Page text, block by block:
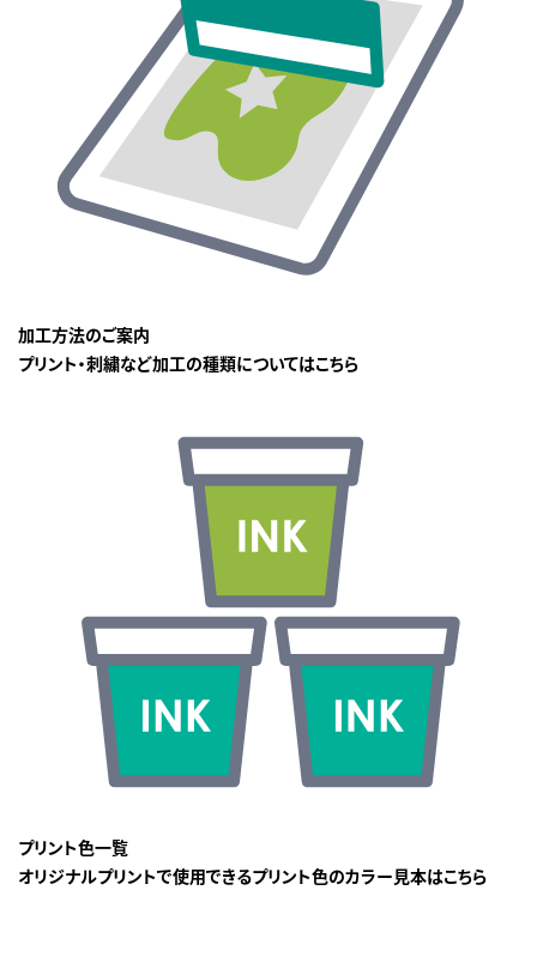
加工方法のご案内
プリント・刺繍など加工の種類についてはこちら
プリント色一覧
オリジナルプリントで使用できるプリント色のカラー見本はこちら